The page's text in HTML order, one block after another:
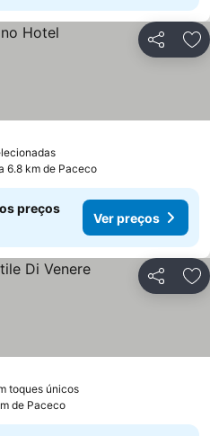
Partilhar
6.8 km de Paceco
preços
Ver preços
Partilhar
toques únicos
de Paceco